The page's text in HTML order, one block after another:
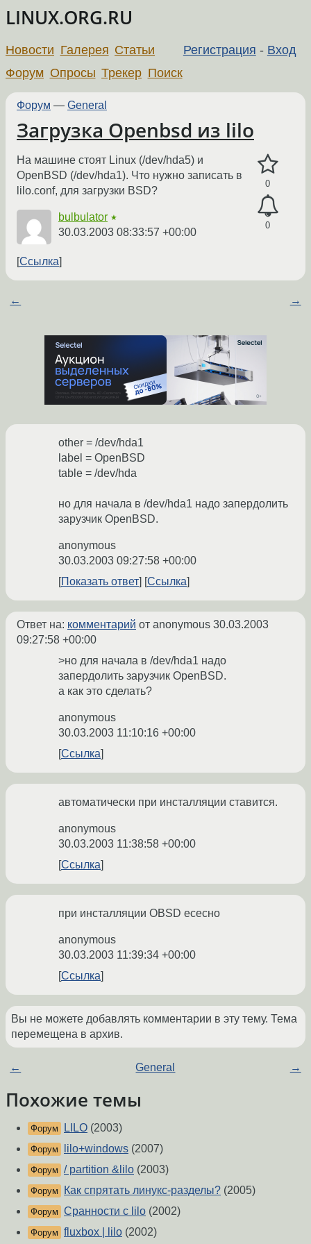
LINUX.ORG.RU
Регистрация - Вход
Новости Галерея Статьи
Форум Опросы Трекер Поиск
Форум — General
Загрузка Openbsd из lilo
0
0
На машине стоят Linux (/dev/hda5) и
OpenBSD (/dev/hda1). Что нужно записать в
lilo.conf, для загрузки BSD?
bulbulator ★
30.03.2003 08:33:57 +00:00
Ссылка
← →
other = /dev/hda1
label = OpenBSD
table = /dev/hda
но для начала в /dev/hda1 надо запердолить
зарузчик OpenBSD.
anonymous
30.03.2003 09:27:58 +00:00
Показать ответ
Ссылка
Ответ на: комментарий от anonymous 30.03.2003
09:27:58 +00:00
>но для начала в /dev/hda1 надо
запердолить зарузчик OpenBSD.
а как это сделать?
anonymous
30.03.2003 11:10:16 +00:00
Ссылка
автоматически при инсталляции ставится.
anonymous
30.03.2003 11:38:58 +00:00
Ссылка
при инсталляции OBSD есесно
anonymous
30.03.2003 11:39:34 +00:00
Ссылка
Вы не можете добавлять комментарии в эту тему. Тема
перемещена в архив.
← General →
Похожие темы
Форум LILO (2003)
Форум lilo+windows (2007)
Форум / partition &lilo (2003)
Форум Как спрятать линукс-разделы? (2005)
Форум Сранности с lilo (2002)
Форум fluxbox | lilo (2002)